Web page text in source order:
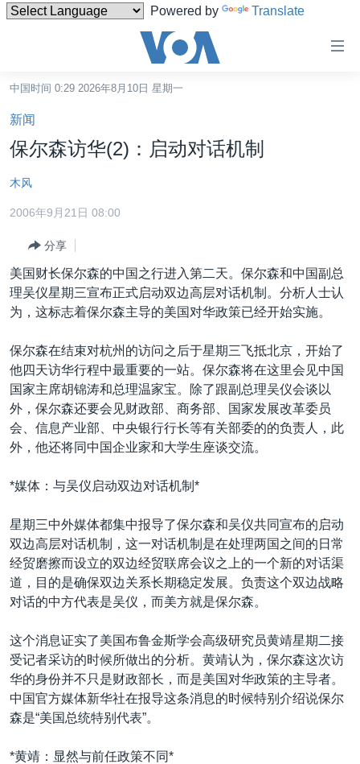
Powered by Translate
碍
链
接
转
内
转
到
导
跳
转
检
索
中国
台湾
港澳
国际
最新国际新闻
印太
欧洲
非洲
美洲
全球议题
分类新闻
经济·金融·贸易
科教·文娱·体健
军事
劳工
环境
美中关系
白宫要闻
国会报道
美中关系
美国建国250周年
埃博拉疫情
重要讲话与声明
台海两岸关系
南中国海争端
关注新疆
GEN Z 看美国
VOA视频
VOA今日焦点
中文广播
其他语言网站
中国时间 0:29 2026年8月10日 星期一
新闻
保尔森访华(2)：启动对话机制
木风
2006年9月21日 08:00
分享
美国财长保尔森的中国之行进入第二天。保尔森和中国副总
理吴仪星期三宣布正式启动双边高层对话机制。分析人士认
为，这标志着保尔森主导的美国对华政策已经开始实施。
保尔森在结束对杭州的访问之后于星期三飞抵北京，开始了
他四天访华行程中最重要的一站。保尔森将在这里会见中国
国家主席胡锦涛和总理温家宝。除了跟副总理吴仪会谈以
外，保尔森还要会见财政部、商务部、国家发展改革委员
会、信息产业部、中央银行行长等有关部委的的负责人，此
外，他还将同中国企业家和大学生座谈交流。
*媒体：与吴仪启动双边对话机制*
星期三中外媒体都集中报导了保尔森和吴仪共同宣布的启动
双边高层对话机制，这一对话机制是在处理两国之间的日常
经贸磨擦而设立的双边经贸联席会议之上的一个新的对话渠
道，目的是确保双边关系长期稳定发展。负责这个双边战略
对话的中方代表是吴仪，而美方就是保尔森。
这个消息证实了美国布鲁金斯学会高级研究员黄靖星期二接
受记者采访的时候所做出的分析。黄靖认为，保尔森这次访
华的身份并不只是财政部长，而是美国对华政策的主导者。
中国官方媒体新华社在报导这条消息的时候特别介绍说保尔
森是“美国总统特别代表”。
*黄靖：显然与前任政策不同*